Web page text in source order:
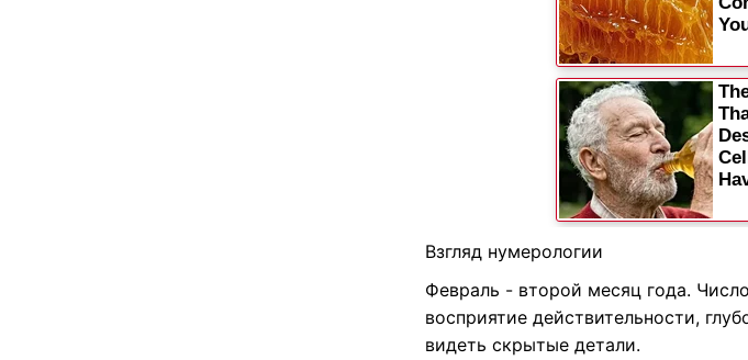
Взгляд нумерологии
Февраль - второй месяц года.
восприятие действительности,
видеть скрытые детали.